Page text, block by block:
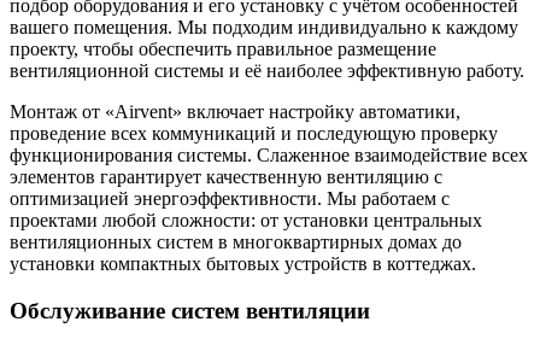
подбор оборудования и его установку с учётом особенностей
вашего помещения. Мы подходим индивидуально к каждому
проекту, чтобы обеспечить правильное размещение
вентиляционной системы и её наиболее эффективную работу.
Монтаж от «Airvent» включает настройку автоматики,
проведение всех коммуникаций и последующую проверку
функционирования системы. Слаженное взаимодействие всех
элементов гарантирует качественную вентиляцию с
оптимизацией энергоэффективности. Мы работаем с
проектами любой сложности: от установки центральных
вентиляционных систем в многоквартирных домах до
установки компактных бытовых устройств в коттеджах.
Обслуживание систем вентиляции